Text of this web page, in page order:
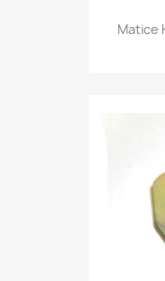
Matice